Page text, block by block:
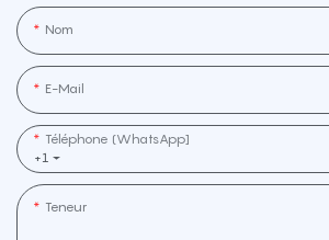
Nom
E-Mail
+1
Téléphone (WhatsApp]
Teneur